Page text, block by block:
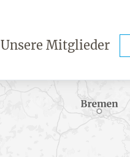
Unsere Mitglieder